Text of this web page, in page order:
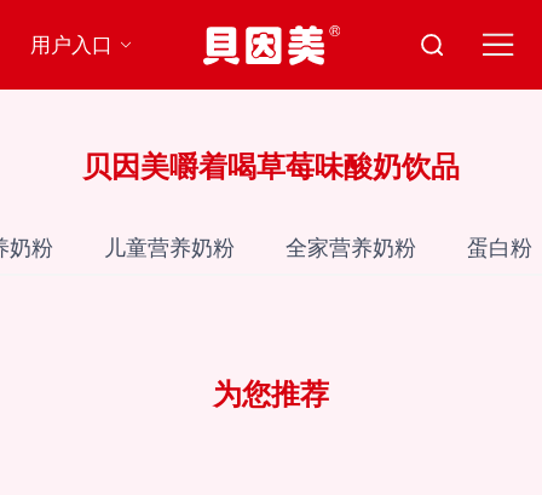
用户入口
贝因美嚼着喝草莓味酸奶饮品
奶粉 儿童营养奶粉 全家营养奶粉 蛋白粉
为您推荐